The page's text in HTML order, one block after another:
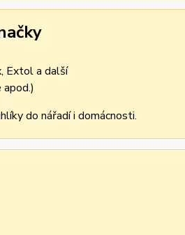
Extol a další
do nářadí i domácnosti.